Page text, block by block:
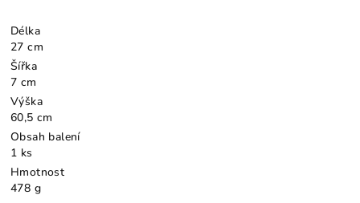
Délka
27 cm
Šířka
7 cm
Výška
60,5 cm
Obsah balení
1 ks
Hmotnost
478 g